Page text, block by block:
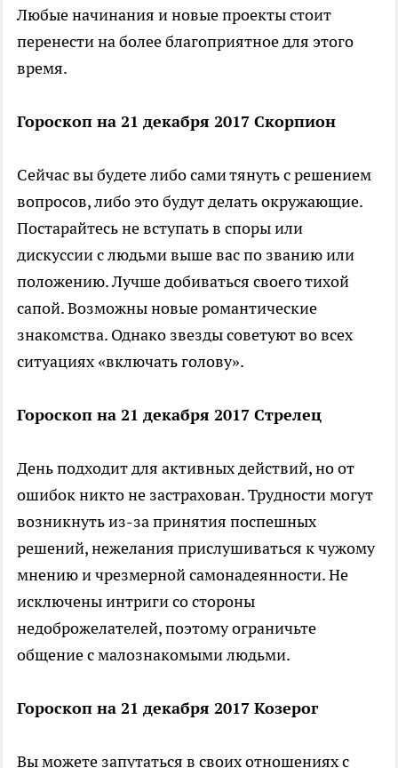
Любые начинания и новые проекты стоит
перенести на более благоприятное для этого
время.
Гороскоп на 21 декабря 2017 Скорпион
Сейчас вы будете либо сами тянуть с решением
вопросов, либо это будут делать окружающие.
Постарайтесь не вступать в споры или
дискуссии с людьми выше вас по званию или
положению. Лучше добиваться своего тихой
сапой. Возможны новые романтические
знакомства. Однако звезды советуют во всех
ситуациях «включать голову».
Гороскоп на 21 декабря 2017 Стрелец
День подходит для активных действий, но от
ошибок никто не застрахован. Трудности могут
возникнуть из-за принятия поспешных
решений, нежелания прислушиваться к чужому
мнению и чрезмерной самонадеянности. Не
исключены интриги со стороны
недоброжелателей, поэтому ограничьте
общение с малознакомыми людьми.
Гороскоп на 21 декабря 2017 Козерог
Вы можете запутаться в своих отношениях с